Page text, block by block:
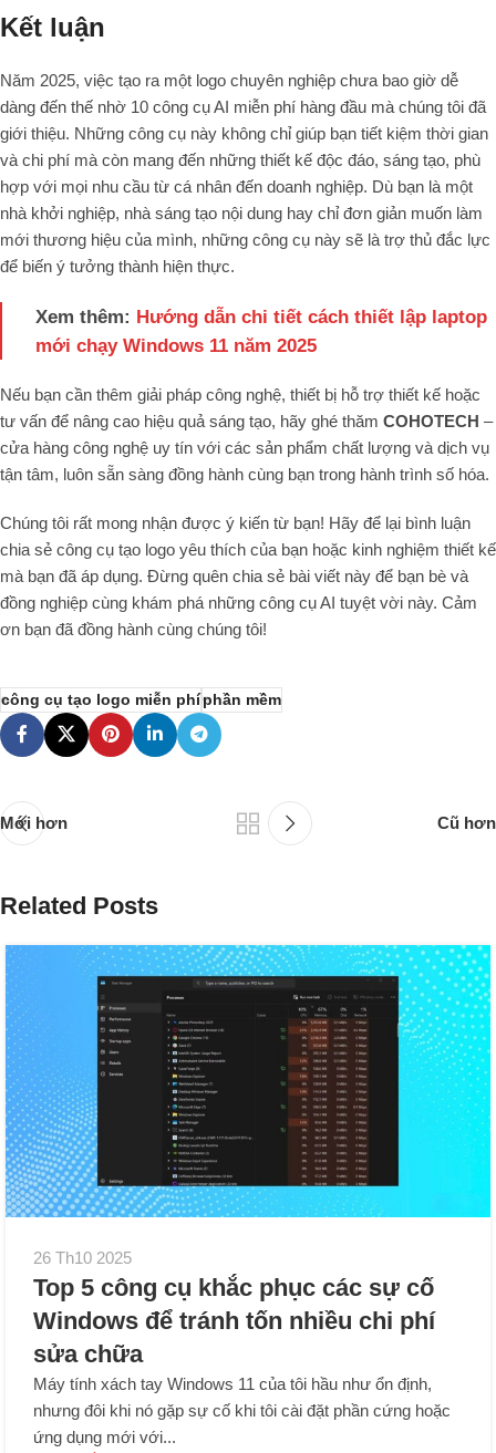
Kết luận
Năm 2025, việc tạo ra một logo chuyên nghiệp chưa bao giờ dễ
dàng đến thế nhờ 10 công cụ AI miễn phí hàng đầu mà chúng tôi đã
giới thiệu. Những công cụ này không chỉ giúp bạn tiết kiệm thời gian
và chi phí mà còn mang đến những thiết kế độc đáo, sáng tạo, phù
hợp với mọi nhu cầu từ cá nhân đến doanh nghiệp. Dù bạn là một
nhà khởi nghiệp, nhà sáng tạo nội dung hay chỉ đơn giản muốn làm
mới thương hiệu của mình, những công cụ này sẽ là trợ thủ đắc lực
để biến ý tưởng thành hiện thực.
Xem thêm: Hướng dẫn chi tiết cách thiết lập laptop
mới chạy Windows 11 năm 2025
Nếu bạn cần thêm giải pháp công nghệ, thiết bị hỗ trợ thiết kế hoặc
tư vấn để nâng cao hiệu quả sáng tạo, hãy ghé thăm COHOTECH –
cửa hàng công nghệ uy tín với các sản phẩm chất lượng và dịch vụ
tận tâm, luôn sẵn sàng đồng hành cùng bạn trong hành trình số hóa.
Chúng tôi rất mong nhận được ý kiến từ bạn! Hãy để lại bình luận
chia sẻ công cụ tạo logo yêu thích của bạn hoặc kinh nghiệm thiết kế
mà bạn đã áp dụng. Đừng quên chia sẻ bài viết này để bạn bè và
đồng nghiệp cùng khám phá những công cụ AI tuyệt vời này. Cảm
ơn bạn đã đồng hành cùng chúng tôi!
công cụ tạo logo miễn phíphần mềm
Mới hơn Cũ hơn
Related Posts
26 Th10 2025
Top 5 công cụ khắc phục các sự cố
Windows để tránh tốn nhiều chi phí
sửa chữa
Máy tính xách tay Windows 11 của tôi hầu như ổn định,
nhưng đôi khi nó gặp sự cố khi tôi cài đặt phần cứng hoặc
ứng dụng mới với...